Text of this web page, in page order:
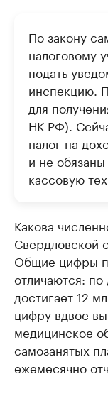
По закону
налоговому
подать
инспекцию.
для
НК РФ).
налог на
и не обязаны
кассовую
Какова
Свердловской
Общие цифры
отличаются:
достигает 12
цифру вдвое
медицинское
самозанятых
ежемесячно